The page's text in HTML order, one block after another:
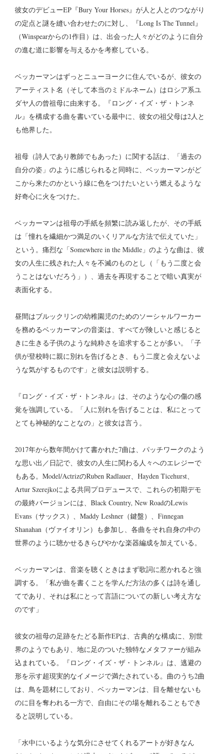
彼女のデビューEP『Bury Your Horses』が人と人とのつながり
の定点と謎を縫い合わせたのに対し、『Long Is The Tunnel』
（Winspearからの1作目）は、出会った人々がどのように自分
の進む道に影響を与えるかを考察している。
ベッカーマンはずっとニューヨークに住んでいるが、彼女の
アーティスト名（そして本当のミドルネーム）はロシア系ユ
ダヤ人の曾祖母に由来する。『ロング・イズ・ザ・トンネ
ル』を構成する曲を書いている最中に、彼女の祖父母は2人と
も他界した。
祖母（詩人であり教師でもあった）に関する話は、「過去の
自分の姿」のように感じられると同時に、ベッカーマンがど
こから来たのかという線に色をつけたいという燃えるような
好奇心に火をつけた。
ベッカーマンは祖母の手紙を頻繁に読み返したが、その手紙
は「憧れを繊細かつ満足のいくリアルな方法で伝えていた」
という。痛烈な「Somewhere in the Middle」のような曲は、彼
女の人生に残された人々を不滅のものとし（「もう二度と会
うことはないだろう」）、過去を再現することで暗い真実が
表面化する。
昼間はブルックリンの幼稚園児のためのソーシャルワーカー
を務めるベッカーマンの音楽は、すべてが険しいと感じると
きに生きる子供のような純粋さを追求することが多い。「子
供が登校時に親に別れを告げるとき、もう二度と会えないよ
うな気がするものです」と彼女は説明する。
『ロング・イズ・ザ・トンネル』は、そのような心の傷の感
覚を強調している。「人に別れを告げることは、私にとって
とても神秘的なことなの」と彼女は言う。
2017年から数年間かけて書かれた7曲は、パッチワークのよう
な思い出／日記で、彼女の人生に関わる人々へのエレジーで
もある。Model/ActrizのRuben Radlauer、Hayden Ticehurst、
Artur Szerejkoによる共同プロデュースで、これらの初期デモ
の最終バージョンには、Black Country, New RoadのLewis
Evans（サックス）、Maddy Leshner（鍵盤）、Finnegan
Shanahan（ヴァイオリン）も参加し、各曲をそれ自身の中の
世界のように聴かせるきらびやかな楽器編成を加えている。
ベッカーマンは、音楽を聴くときはまず歌詞に惹かれると強
調する。「私が曲を書くことを学んだ方法の多くは詩を通し
てであり、それは私にとって言語についての新しい考え方な
のです」
彼女の祖母の足跡をたどる新作EPは、古典的な構成に、別世
界のようでもあり、地に足のついた独特なメタファーが組み
込まれている。『ロング・イズ・ザ・トンネル』は、逃避の
形を示す超現実的なイメージで満たされている。曲のうち2曲
は、鳥を題材にしており、ベッカーマンは、目を離せないも
のに目を奪われる一方で、自由にその場を離れることもでき
ると説明している。
「水中にいるような気分にさせてくれるアートが好きなん